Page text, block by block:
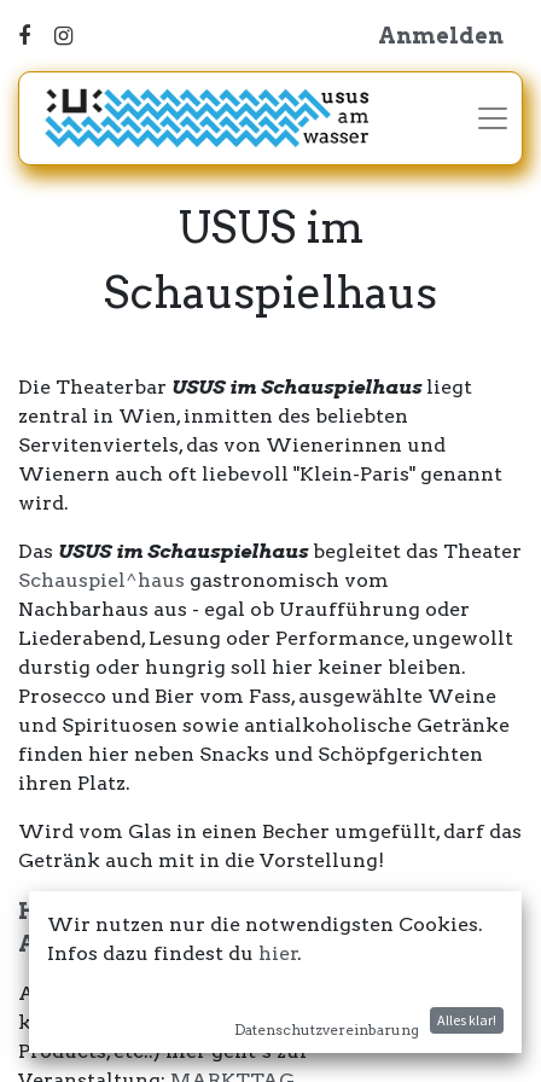
Anmelden
USUS im
Schauspielhaus
Die Theaterbar USUS im Schauspielhausliegt
zentral in Wien, inmitten des beliebten
Servitenviertels, das von Wienerinnen und
Wienern auch oft liebevoll "Klein-Paris" genannt
wird.
Das USUS im Schauspielhausbegleitet das Theater
Schauspiel^haus gastronomisch vom
Nachbarhaus aus - egal ob Uraufführung oder
Liederabend, Lesung oder Performance, ungewollt
durstig oder hungrig soll hier keiner bleiben.
Prosecco und Bier vom Fass, ausgewählte Weine
und Spirituosen sowie antialkoholische Getränke
finden hier neben Snacks und Schöpfgerichten
ihren Platz.
Wird vom Glas in einen Becher umgefüllt, darf das
Getränk auch mit in die Vorstellung!
Hier findest du unser aktuelles
Getränke
Angebot
Am 7. Dezember veranstalten wir ab 12 Uhr einen
kleinen Markttag (Kleidung, 2nd Hand, Upcycling
Products, etc..) hier geht´s zur
Wir nutzen nur die notwendigsten Cookies.
Infos dazu findest du hier.
Datenschutzvereinbarung
Alles klar!